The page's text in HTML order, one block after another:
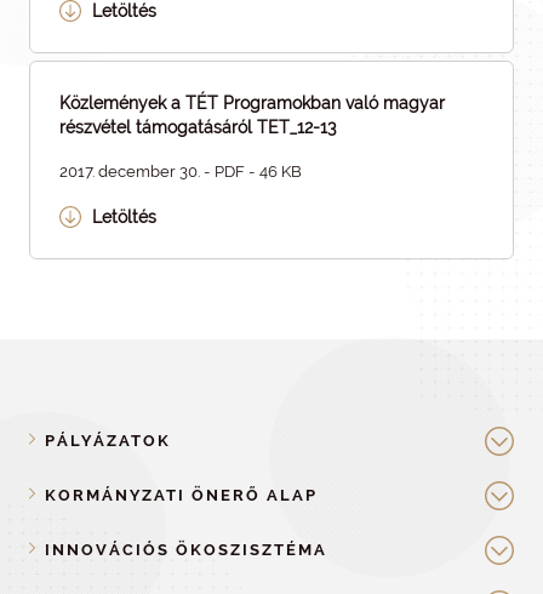
Letöltés
Közlemények a TÉT Programokban való magyar
részvétel támogatásáról TET_12-13
2017. december 30. - PDF - 46 KB
Letöltés
PÁLYÁZATOK
KORMÁNYZATI ÖNERŐ ALAP
INNOVÁCIÓS ÖKOSZISZTÉMA